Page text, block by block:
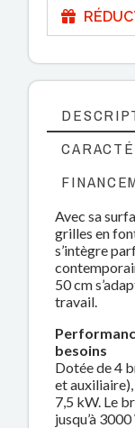
Avec sa
grilles en
s’intègre
50 cm
travail.
besoins
Dotée de 4
et
7,5 kW. Le
jusqu’à